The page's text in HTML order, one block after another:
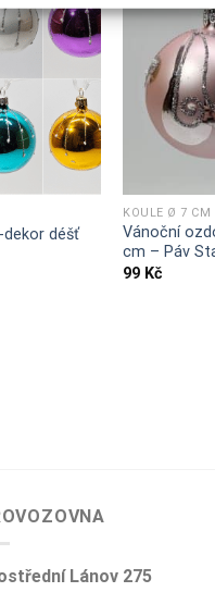
déšť
KOULE Ø 7 CM
Vánoční
cm – Páv
99 Kč
Lánov 275